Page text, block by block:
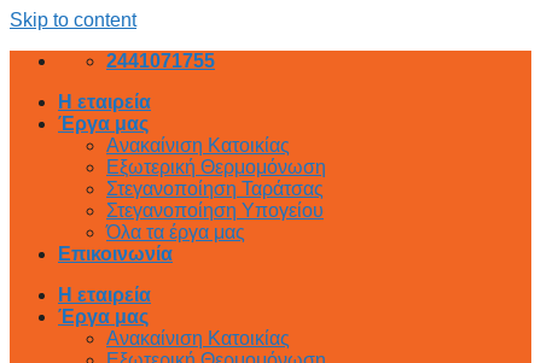
Skip to content
2441071755
Η εταιρεία
Έργα μας
Ανακαίνιση Κατοικίας
Εξωτερική Θερμομόνωση
Στεγανοποίηση Ταράτσας
Στεγανοποίηση Υπογείου
Όλα τα έργα μας
Επικοινωνία
Η εταιρεία
Έργα μας
Ανακαίνιση Κατοικίας